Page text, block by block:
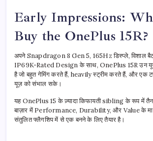
Early Impressions:
Buy the OnePlus 15R?
अपने Snapdragon 8 Gen 5, 165Hz डिस्प्ले, विशाल
IP69K-Rated Design के साथ, OnePlus 15R उन
है जो बहुत गेमिंग करते हैं, heavily स्ट्रीम करते हैं, और एक
यूज़ को संभाल सके।
यह OnePlus 15 के ज़्यादा किफायती sibling के रूप में
बाज़ार में Performance, Durability, और Value के
संतुलित फ्लैगशिप में से एक बनने के लिए तैयार है।